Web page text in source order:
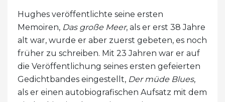
Hughes veröffentlichte seine ersten
Memoiren, Das große Meer, als er erst 38 Jahre
alt war, wurde er aber zuerst gebeten, es noch
früher zu schreiben. Mit 23 Jahren war er auf
die Veröffentlichung seines ersten gefeierten
Gedichtbandes eingestellt, Der müde Blues,
als er einen autobiografischen Aufsatz mit dem